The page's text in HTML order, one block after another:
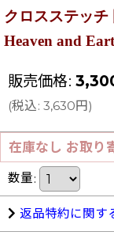
クロスステッチ
Heaven and
販売価格:
(税込: 3,630円 )
在庫なし お取り
数量:
返品特約に関す